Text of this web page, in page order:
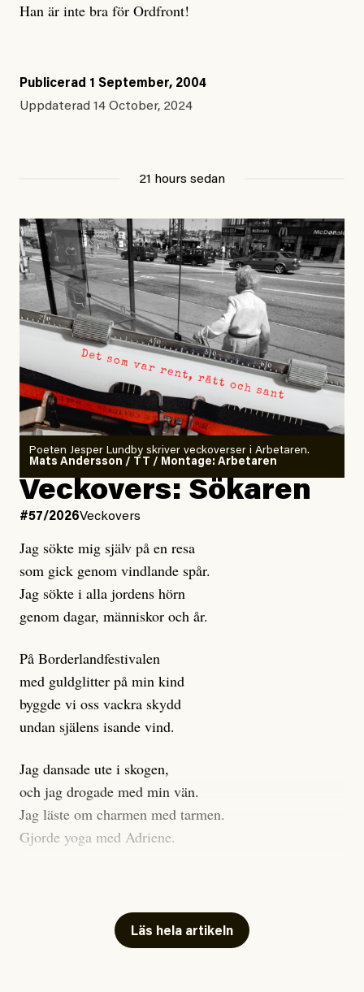
Han är inte bra för Ordfront!
Publicerad 1 September, 2004
Uppdaterad 14 October, 2024
21 hours sedan
Poeten Jesper Lundby skriver veckoverser i Arbetaren.
Mats Andersson / TT / Montage: Arbetaren
Veckovers: Sökaren
#57/2026Veckovers
Jag sökte mig själv på en resa
som gick genom vindlande spår.
Jag sökte i alla jordens hörn
genom dagar, människor och år.
På Borderlandfestivalen
med guldglitter på min kind
byggde vi oss vackra skydd
undan själens isande vind.
Jag dansade ute i skogen,
och jag drogade med min vän.
Jag läste om charmen med tarmen.
Gjorde yoga med Adriene.
Jag gick djupt ner i mitt trauma.
Undersökte min anknytning
Läs hela artikeln